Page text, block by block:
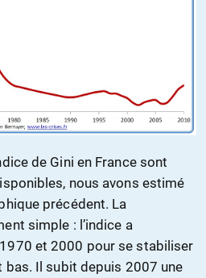
de Gini en France sont
nous avons estimé
précédent. La
simple : l’indice a
et 2000 pour se stabiliser
bas. Il subit depuis 2007 une